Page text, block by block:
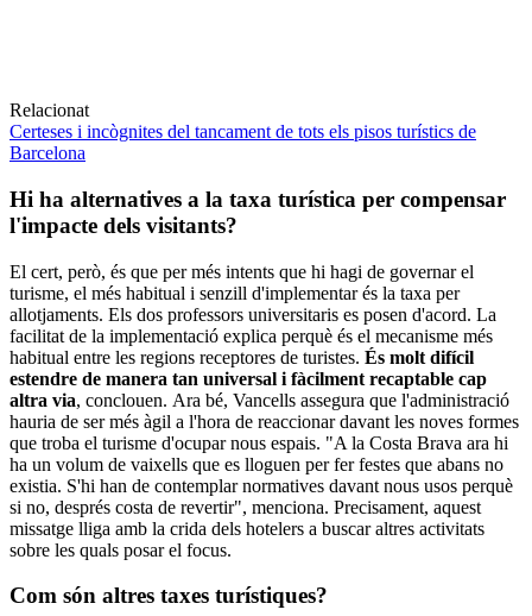
Relacionat
Certeses i incògnites del tancament de tots els pisos turístics de
Barcelona
Hi ha alternatives a la taxa turística per compensar
l'impacte dels visitants?
El cert, però, és que per més intents que hi hagi de governar el
turisme, el més habitual i senzill d'implementar és la taxa per
allotjaments. Els dos professors universitaris es posen d'acord. La
facilitat de la implementació explica perquè és el mecanisme més
habitual entre les regions receptores de turistes. És molt difícil
estendre de manera tan universal i fàcilment recaptable cap
altra via, conclouen. Ara bé, Vancells assegura que l'administració
hauria de ser més àgil a l'hora de reaccionar davant les noves formes
que troba el turisme d'ocupar nous espais. "A la Costa Brava ara hi
ha un volum de vaixells que es lloguen per fer festes que abans no
existia. S'hi han de contemplar normatives davant nous usos perquè
si no, després costa de revertir", menciona. Precisament, aquest
missatge lliga amb la crida dels hotelers a buscar altres activitats
sobre les quals posar el focus.
Com són altres taxes turístiques?